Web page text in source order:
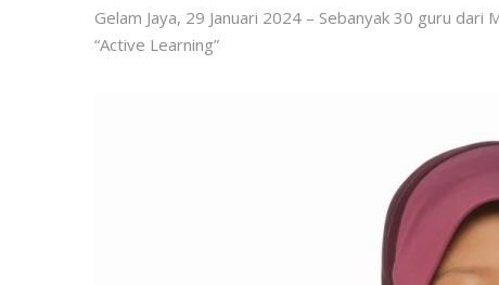
Gelam Jaya, 29 Januari 2024 – Sebanyak 30 guru
“Active Learning”